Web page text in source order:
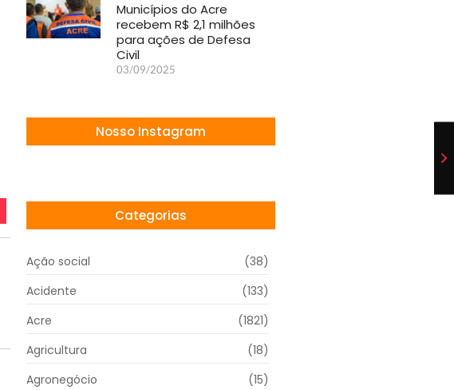
Municípios do Acre
recebem R$ 2,1 milhões
para ações de Defesa
Civil
03/09/2025
Nosso Instagram
Categorias
Ação social
(38)
Acidente
(133)
Acre
(1821)
Agricultura
(18)
Agronegócio
(15)